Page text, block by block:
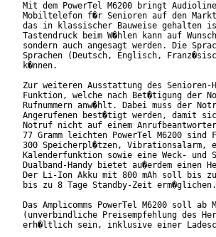
Mit dem PowerTel M6200 bringt
Mobiltelefon f�r Senioren auf den
das in klassischer Bauweise gehalten
Tastendruck beim W�hlen kann auf
sondern auch angesagt werden. Die
Sprachen (Deutsch, Englisch,
k�nnen.
Zur weiteren Ausstattung des
Funktion, welche nach Bet�tigung
Rufnummern anw�hlt. Dabei muss der
Angerufenen best�tigt werden, damit
Notruf nicht auf einem
77 Gramm leichten PowerTel M6200
300 Speicherpl�tzen, Vibrationsalarm,
Kalenderfunktion sowie eine Weck- und
Dualband-Handy bietet au�erdem einen
Der Li-Ion Akku mit 800 mAh soll bis zu
bis zu 8 Tage Standby-Zeit erm�glichen.
Das Amplicomms PowerTel M6200 soll
(unverbindliche Preisempfehlung des
erh�ltlich sein, inklusive einer